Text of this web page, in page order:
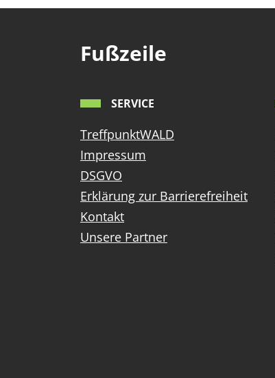
Fußzeile
SERVICE
TreffpunktWALD
Impressum
DSGVO
Erklärung zur Barrierefreiheit
Kontakt
Unsere Partner